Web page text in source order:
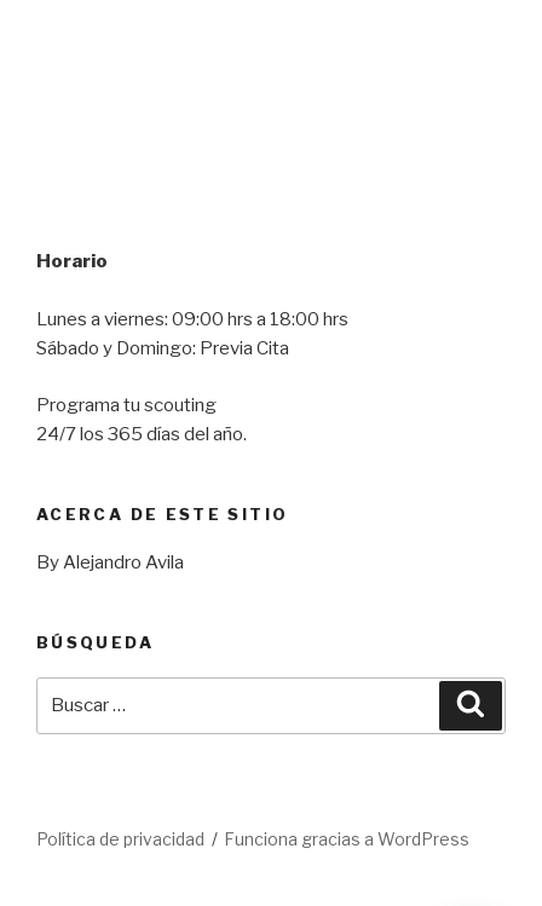
Horario
Lunes a viernes: 09:00 hrs a 18:00 hrs
Sábado y Domingo: Previa Cita
Programa tu scouting
24/7 los 365 días del año.
ACERCA DE ESTE SITIO
By Alejandro Avila
BÚSQUEDA
Política de privacidad Funciona gracias a WordPress